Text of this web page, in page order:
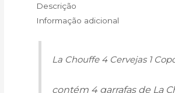
Descrição
Informação adicional
La Chouffe 4 Cervejas 1
contém 4 garrafas de La